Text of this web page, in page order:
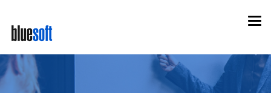
main
content